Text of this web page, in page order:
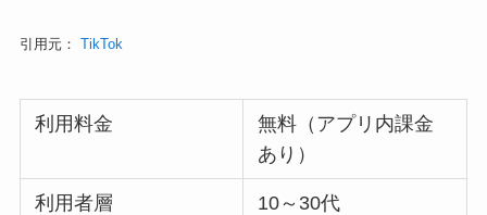
引用元： TikTok
利用料金
無料（アプリ内課金
あり）
利用者層 10～30代